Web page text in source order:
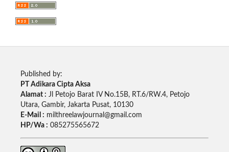
Published by:
PT Adikara Cipta Aksa
Alamat : Jl Petojo Barat IV No.15B, RT.6/RW.4, Petojo
Utara, Gambir, Jakarta Pusat, 10130
E-Mail : milthreelawjournal@gmail.com
HP/Wa : 085275565672